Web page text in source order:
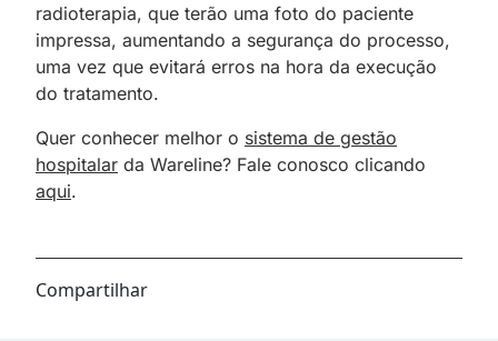
radioterapia, que terão uma foto do paciente
impressa, aumentando a segurança do processo,
uma vez que evitará erros na hora da execução
do tratamento.
Quer conhecer melhor o sistema de gestão
hospitalar da Wareline? Fale conosco clicando
aqui.
Compartilhar